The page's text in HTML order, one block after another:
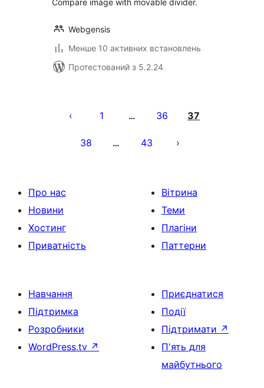
Compare image with movable divider.
Webgensis
Менше 10 активних встановлень
Протестований з 5.2.24
записів
1 … 36 37
38 … 43
Про нас
Новини
Хостинг
Приватність
Вітрина
Теми
Плагіни
Паттерни
Навчання
Підтримка
Розробники
WordPress.tv ↗
Приєднатися
Події
Підтримати ↗
П'ять для
майбутнього